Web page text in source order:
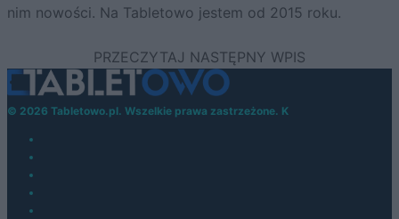
nim nowości. Na Tabletowo jestem od 2015 roku.
© 2026 Tabletowo.pl. Wszelkie prawa zastrzeżone. K